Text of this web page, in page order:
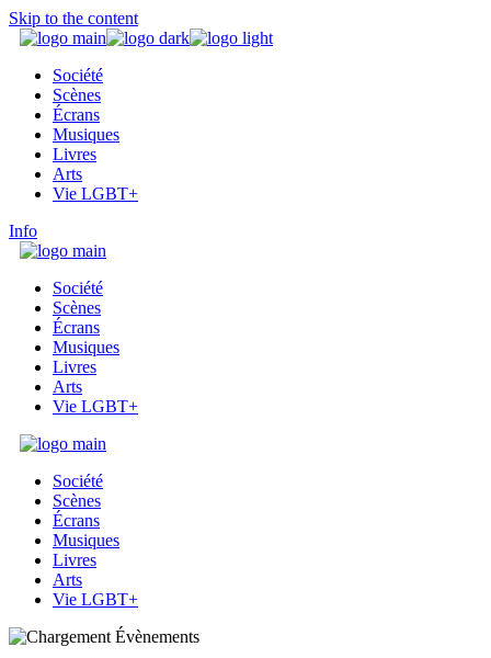
Skip to the content
Société
Scènes
Écrans
Musiques
Livres
Arts
Vie LGBT+
Info
Société
Scènes
Écrans
Musiques
Livres
Arts
Vie LGBT+
Société
Scènes
Écrans
Musiques
Livres
Arts
Vie LGBT+